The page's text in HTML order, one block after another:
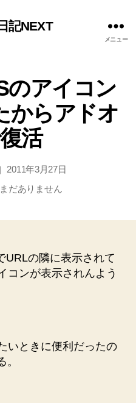
記NEXT
メニュー
のアイコン
からアドオ
活
2011年3月27日
だありません
URLの隣に表示されて
コンが表示されんよう
いときに便利だったの